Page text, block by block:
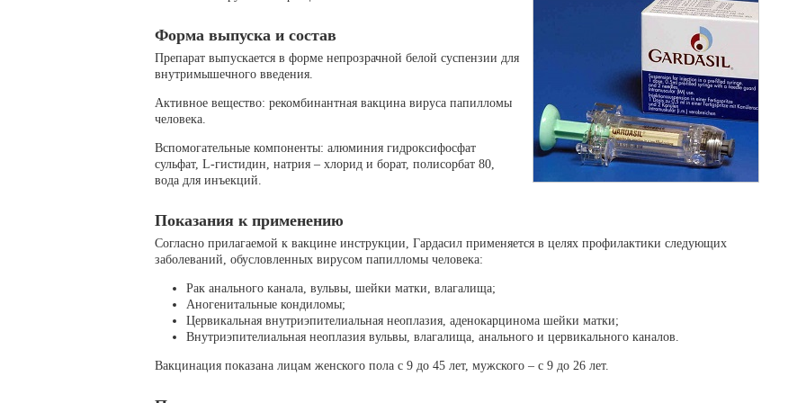
Форма выпуска и состав
Препарат выпускается в форме непрозрачной белой суспензии для
внутримышечного введения.
Активное вещество: рекомбинантная вакцина вируса папилломы
человека.
Вспомогательные компоненты: алюминия гидроксифосфат
сульфат, L-гистидин, натрия – хлорид и борат, полисорбат 80,
вода для инъекций.
Показания к применению
Согласно прилагаемой к вакцине инструкции, Гардасил применяется в целях профилактики следующих
заболеваний, обусловленных вирусом папилломы человека:
Рак анального канала, вульвы, шейки матки, влагалища;
Аногенитальные кондиломы;
Цервикальная внутриэпителиальная неоплазия, аденокарцинома шейки матки;
Внутриэпителиальная неоплазия вульвы, влагалища, анального и цервикального каналов.
Вакцинация показана лицам женского пола с 9 до 45 лет, мужского – с 9 до 26 лет.